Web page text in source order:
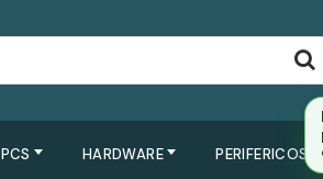
PCS HARDWARE PERIFERICOS